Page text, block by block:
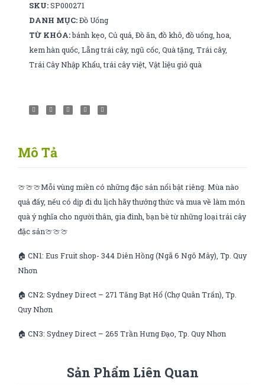
lượng
SKU: SP000271
DANH MỤC: Đồ Uống
TỪ KHÓA: bánh kẹo ,Củ quả ,Đồ ăn ,đồ khô ,đồ uống ,hoa
kem hàn quốc ,Lẵng trái cây,ngũ cốc ,Quà tặng ,Trái cây,
Trái Cây Nhập Khẩu ,trái cây việt ,Vật liệu giỏ quà
Mô Tả
🍈🍈🍈Mỗi vùng miền có những đặc sản nổi bật riêng. Mùa nào
quả đấy, nếu có dịp đi du lịch hãy thưởng thức và mua về làm món
quà ý nghĩa cho người thân, gia đình, bạn bè từ những loại trái cây
đặc sản🍈🍈🍈
🏠 CN1: Eus Fruit shop- 344 Diên Hồng (Ngã 6 Ngô Mây), Tp. Quy
Nhơn
🏠 CN2: Sydney Direct – 271 Tăng Bạt Hổ (Chợ Quân Trấn), Tp.
Quy Nhơn
🏠 CN3: Sydney Direct – 265 Trần Hưng Đạo, Tp. Quy Nhơn
Sản Phẩm Liên Quan